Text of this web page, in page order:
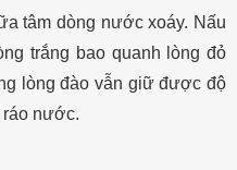
tâm dòng nước xoáy. Nấu
trắng bao quanh lòng đỏ
lòng đào vẫn giữ được độ
ráo nước.